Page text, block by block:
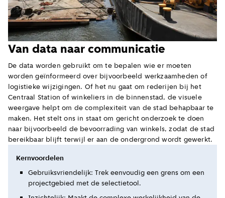
Van data naar communicatie
De data worden gebruikt om te bepalen wie er moeten
worden geïnformeerd over bijvoorbeeld werkzaamheden of
logistieke wijzigingen. Of het nu gaat om rederijen bij het
Centraal Station of winkeliers in de binnenstad, de visuele
weergave helpt om de complexiteit van de stad behapbaar te
maken. Het stelt ons in staat om gericht onderzoek te doen
naar bijvoorbeeld de bevoorrading van winkels, zodat de stad
bereikbaar blijft terwijl er aan de ondergrond wordt gewerkt.
Kernvoordelen
Gebruiksvriendelijk: Trek eenvoudig een grens om een
projectgebied met de selectietool.